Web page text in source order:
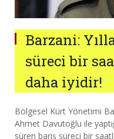
Barzani:
süreci bir
daha iyidir!
Bölgesel Kürt Yönetimi
Ahmet Davutoğlu ile
süren barış süreci bir